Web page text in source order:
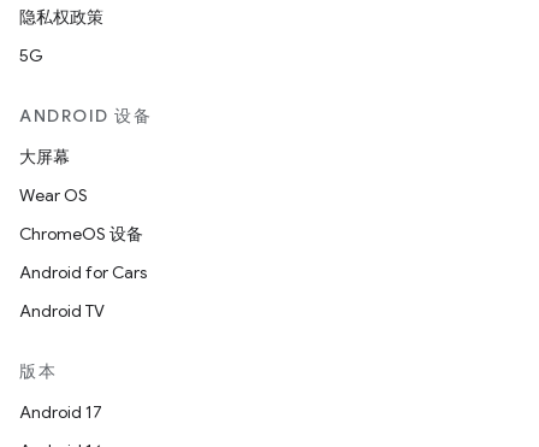
隐私权政策
5G
ANDROID 设备
大屏幕
Wear OS
ChromeOS 设备
Android for Cars
Android TV
版本
Android 17